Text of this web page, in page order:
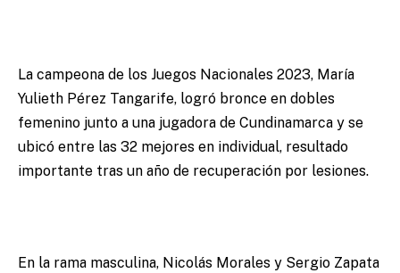
La campeona de los Juegos Nacionales 2023, María
Yulieth Pérez Tangarife, logró bronce en dobles
femenino junto a una jugadora de Cundinamarca y se
ubicó entre las 32 mejores en individual, resultado
importante tras un año de recuperación por lesiones.
En la rama masculina, Nicolás Morales y Sergio Zapata